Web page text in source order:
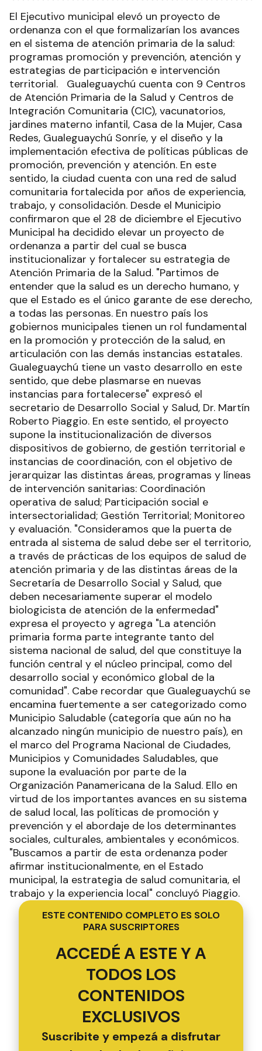
El Ejecutivo municipal elevó un proyecto de
ordenanza con el que formalizarían los avances
en el sistema de atención primaria de la salud:
programas promoción y prevención, atención y
estrategias de participación e intervención
territorial. Gualeguaychú cuenta con 9 Centros
de Atención Primaria de la Salud y Centros de
Integración Comunitaria (CIC), vacunatorios,
jardines materno infantil, Casa de la Mujer, Casa
Redes, Gualeguaychú Sonríe, y el diseño y la
implementación efectiva de políticas públicas de
promoción, prevención y atención. En este
sentido, la ciudad cuenta con una red de salud
comunitaria fortalecida por años de experiencia,
trabajo, y consolidación. Desde el Municipio
confirmaron que el 28 de diciembre el Ejecutivo
Municipal ha decidido elevar un proyecto de
ordenanza a partir del cual se busca
institucionalizar y fortalecer su estrategia de
Atención Primaria de la Salud. "Partimos de
entender que la salud es un derecho humano, y
que el Estado es el único garante de ese derecho,
a todas las personas. En nuestro país los
gobiernos municipales tienen un rol fundamental
en la promoción y protección de la salud, en
articulación con las demás instancias estatales.
Gualeguaychú tiene un vasto desarrollo en este
sentido, que debe plasmarse en nuevas
instancias para fortalecerse" expresó el
secretario de Desarrollo Social y Salud, Dr. Martín
Roberto Piaggio. En este sentido, el proyecto
supone la institucionalización de diversos
dispositivos de gobierno, de gestión territorial e
instancias de coordinación, con el objetivo de
jerarquizar las distintas áreas, programas y líneas
de intervención sanitarias: Coordinación
operativa de salud; Participación social e
intersectorialidad; Gestión Territorial; Monitoreo
y evaluación. "Consideramos que la puerta de
entrada al sistema de salud debe ser el territorio,
a través de prácticas de los equipos de salud de
atención primaria y de las distintas áreas de la
Secretaría de Desarrollo Social y Salud, que
deben necesariamente superar el modelo
biologicista de atención de la enfermedad"
expresa el proyecto y agrega "La atención
primaria forma parte integrante tanto del
sistema nacional de salud, del que constituye la
función central y el núcleo principal, como del
desarrollo social y económico global de la
comunidad". Cabe recordar que Gualeguaychú se
encamina fuertemente a ser categorizado como
Municipio Saludable (categoría que aún no ha
alcanzado ningún municipio de nuestro país), en
el marco del Programa Nacional de Ciudades,
Municipios y Comunidades Saludables, que
supone la evaluación por parte de la
Organización Panamericana de la Salud. Ello en
virtud de los importantes avances en su sistema
de salud local, las políticas de promoción y
prevención y el abordaje de los determinantes
sociales, culturales, ambientales y económicos.
"Buscamos a partir de esta ordenanza poder
afirmar institucionalmente, en el Estado
municipal, la estrategia de salud comunitaria, el
trabajo y la experiencia local" concluyó Piaggio.
ESTE CONTENIDO COMPLETO ES SOLO
PARA SUSCRIPTORES
ACCEDÉ A ESTE Y A
TODOS LOS
CONTENIDOS
EXCLUSIVOS
Suscribite y empezá a disfrutar